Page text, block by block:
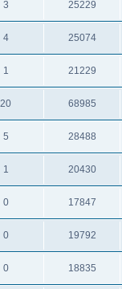
3 25229
4 25074
1 21229
20 68985
5 28488
1 20430
0 17847
0 19792
0 18835